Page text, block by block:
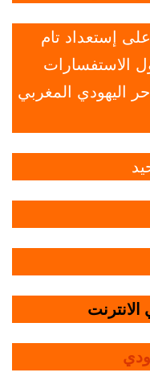
إستعداد تام
الاستفسارات
اليهودي المغربي